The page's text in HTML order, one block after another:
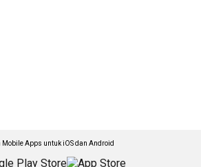
Mobile Apps untuk iOS dan Android